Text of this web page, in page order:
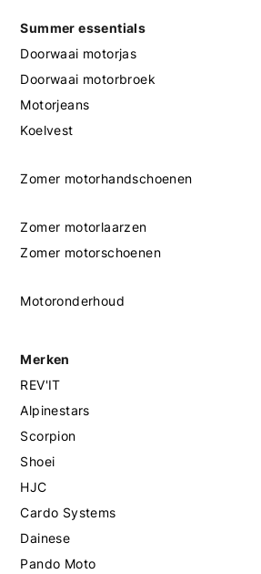
Summer essentials
Doorwaai motorjas
Doorwaai motorbroek
Motorjeans
Koelvest
Zomer motorhandschoenen
Zomer motorlaarzen
Zomer motorschoenen
Motoronderhoud
Merken
REV'IT
Alpinestars
Scorpion
Shoei
HJC
Cardo Systems
Dainese
Pando Moto